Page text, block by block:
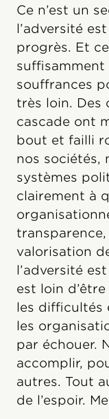
Ce n’est un
l’adversité
progrès. Et
souffrances
très loin. Des
cascade ont
bout et failli
nos sociétés,
systèmes
clairement à
valorisation
l’adversité
est loin
les difficultés
les
par échouer.
accomplir,
autres. Tout
de l’espoir.